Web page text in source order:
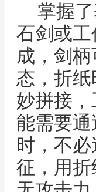
掌握
石剑或
成，剑
态，折
妙拼接
能需要
时，不
征，用